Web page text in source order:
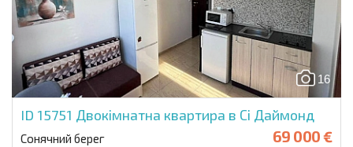
16
ID 15751 Двокімнатна квартира в Сі Даймонд
Сонячний берег 69 000 €